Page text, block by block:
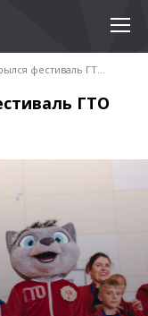
В Кисловодске открылся фестиваль ГТО среди семейных команд
ГТО